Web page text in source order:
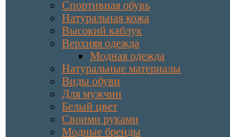
Спортивная обувь
Натуральная кожа
Высокий каблук
Верхняя одежда
Модная одежда
Натуральные материалы
Виды обуви
Для мужчин
Белый цвет
Своими руками
Модные бренды